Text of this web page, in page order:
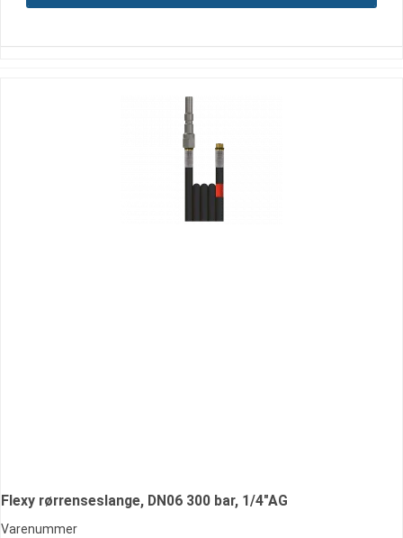
Flexy rørrenseslange, DN06 300 bar, 1/4"AG
Varenummer